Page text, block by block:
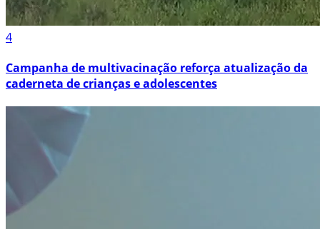
4
Campanha de multivacinação reforça atualização da
caderneta de crianças e adolescentes